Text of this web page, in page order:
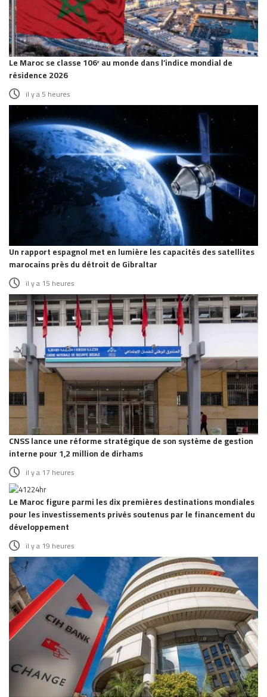
Le Maroc se classe 106ᵉ au monde dans l’indice mondial de
résidence 2026
il y a 5 heures
Un rapport espagnol met en lumière les capacités des satellites
marocains près du détroit de Gibraltar
il y a 15 heures
CNSS lance une réforme stratégique de son système de gestion
interne pour 1,2 million de dirhams
il y a 17 heures
Le Maroc figure parmi les dix premières destinations mondiales
pour les investissements privés soutenus par le financement du
développement
il y a 19 heures